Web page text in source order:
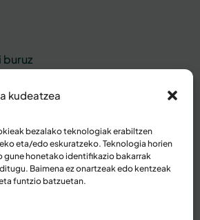
kudeatzea
bezalako teknologiak erabiltzen
eta/edo eskuratzeko. Teknologia horien
gune honetako identifikazio bakarrak
Baimena ez onartzeak edo kentzeak
funtzio batzuetan.
buruz
eremu pribatua